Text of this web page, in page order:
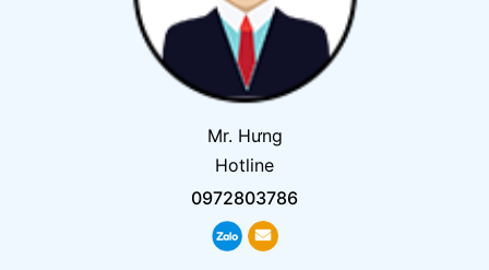
Mr. Hưng
Hotline
0972803786